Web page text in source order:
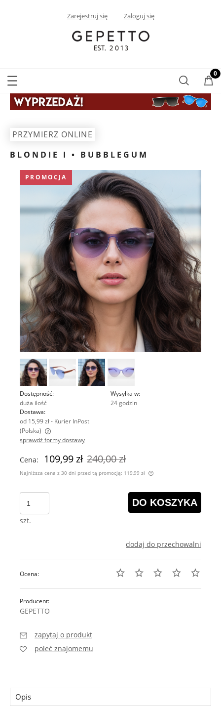
Zarejestruj się Zaloguj się
PRZYMIERZ ONLINE
BLONDIE I • BUBBLEGUM
PROMOCJA
Dostępność:
duża ilość
Wysyłka w:
24 godzin
Dostawa:
od 15,99 zł- Kurier InPost
(Polska)
Cena nie zawiera ewentualnych kosztów płatności
sprawdź formy dostawy
Cena: 109,99 zł 240,00 zł
Najniższa cena z 30 dni przed tą promocją: 119,99 zł
30 dni, wyświetlana
momentu, kiedy
sprzedaży.
szt.
DO KOSZYKA
dodaj do przechowalni
Ocena:
Producent:
GEPETTO
zapytaj o produkt
poleć znajomemu
Opis